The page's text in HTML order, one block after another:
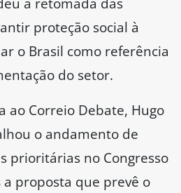
proteção social à
o Brasil como referência
do setor.
ao Correio Debate, Hugo
o andamento de
prioritárias no Congresso
proposta que prevê o